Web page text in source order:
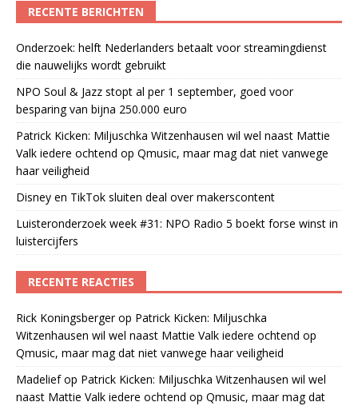
RECENTE BERICHTEN
Onderzoek: helft Nederlanders betaalt voor streamingdienst
die nauwelijks wordt gebruikt
NPO Soul & Jazz stopt al per 1 september, goed voor
besparing van bijna 250.000 euro
Patrick Kicken: Miljuschka Witzenhausen wil wel naast Mattie
Valk iedere ochtend op Qmusic, maar mag dat niet vanwege
haar veiligheid
Disney en TikTok sluiten deal over makerscontent
Luisteronderzoek week #31: NPO Radio 5 boekt forse winst in
luistercijfers
RECENTE REACTIES
Rick Koningsbergerop Patrick Kicken: Miljuschka
Witzenhausen wil wel naast Mattie Valk iedere ochtend op
Qmusic, maar mag dat niet vanwege haar veiligheid
Madeliefop Patrick Kicken: Miljuschka Witzenhausen wil wel
naast Mattie Valk iedere ochtend op Qmusic, maar mag dat